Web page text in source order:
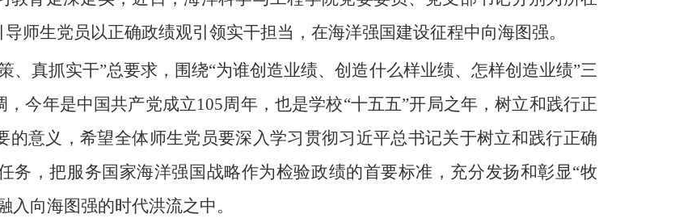
师生党员以正确政绩观引领实干担当，在海洋强国建设征程中向海图强。
、真抓实干”总要求，围绕“为谁创造业绩、创造什么样业绩、怎样创造业绩”三
今年是中国共产党成立105周年， 也是学校“十五五”开局之年，树立和践行正
的意义 ，希望全体师生党员要深入学习贯彻习近平总书记关于树立和践行正确
，把服务国家海洋强国战略作为检验政绩的首要标准， 充分发扬和彰显“牧
入向海图强的时代洪流之中。